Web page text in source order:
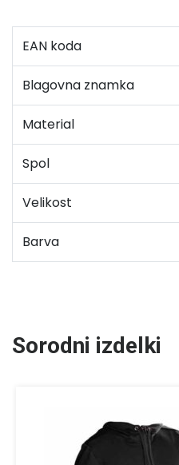
EAN koda
Blagovna znamka
Material
Spol
Velikost
Barva
Sorodni izdelki